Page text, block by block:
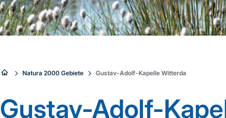
Sie
sind
hier:
Natura 2000 Gebiete Gustav-Adolf-Kapelle Witterda
Gustav-Adolf-